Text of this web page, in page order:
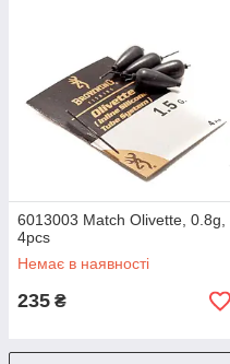
6013003 Match Olivette, 0.8g,
4pcs
Немає в наявності
235 ₴